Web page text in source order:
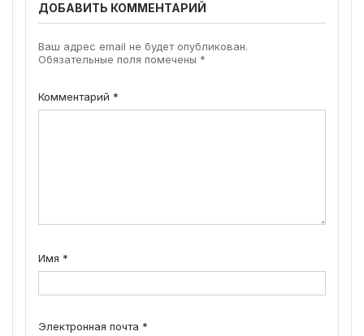
ДОБАВИТЬ КОММЕНТАРИЙ
Ваш адрес email не будет опубликован.
Обязательные поля помечены *
Комментарий *
Имя *
Электронная почта *